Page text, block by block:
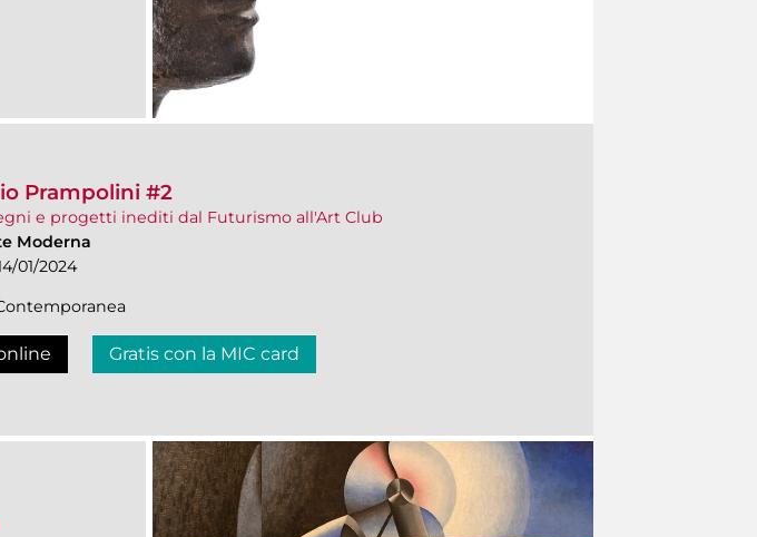
Prampolini #2
e progetti inediti dal Futurismo all'Art Club
Moderna
01/2024
Gratis con la MIC card